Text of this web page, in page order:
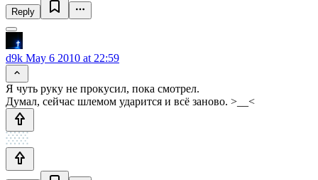
Reply
d9k May 6 2010 at 22:59
Я чуть руку не прокусил, пока смотрел.
Думал, сейчас шлемом ударится и всё заново. >__<